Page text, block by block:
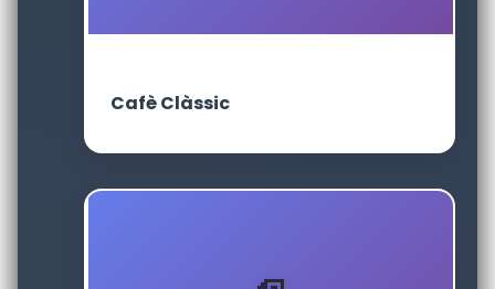
Cafè Clàssic